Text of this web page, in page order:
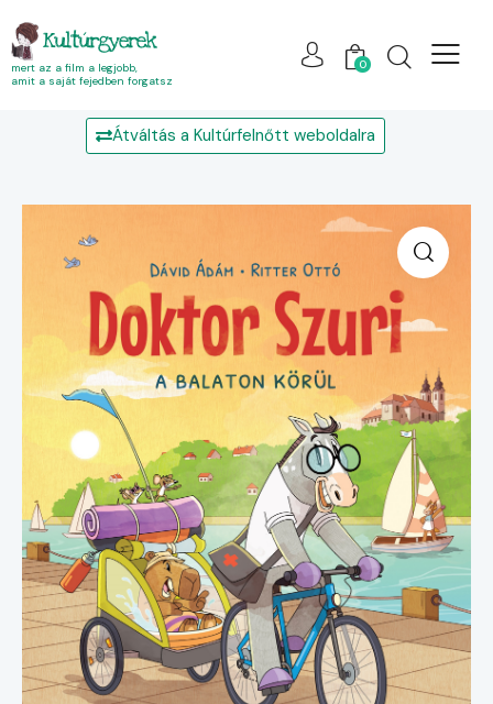
Kultúrgyerek
mert az a film a legjobb,
amit a saját fejedben forgatsz
0
Átváltás a Kultúrfelnőtt weboldalra